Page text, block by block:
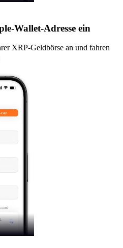
Wallet-Adresse ein
XRP-Geldbörse an und fahren